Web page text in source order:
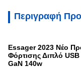
Περιγραφή
Essager 2023 Νέο
Φόρτισης Διπλό USB
GaN 140w